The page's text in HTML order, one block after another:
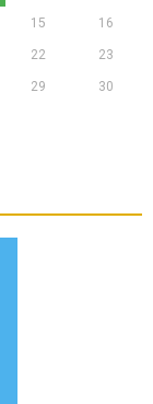
15 16
22 23
29 30